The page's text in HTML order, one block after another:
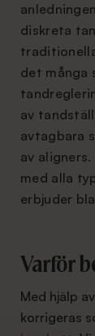
diskreta
det många
av
avtagbara
av
med alla
erbjuder
Varför
Med hjälp
korrigeras